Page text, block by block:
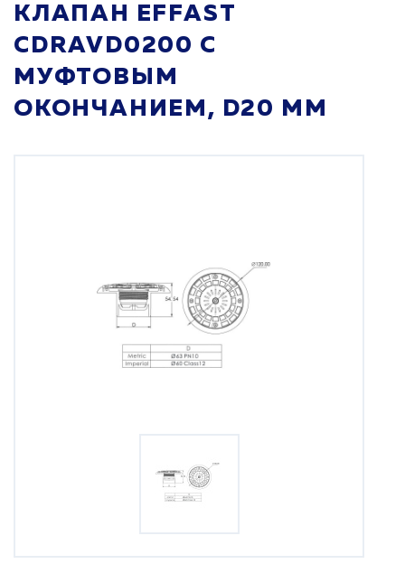
КЛАПАН EFFAST
CDRAVD0200 С
МУФТОВЫМ
ОКОНЧАНИЕМ, D20 ММ